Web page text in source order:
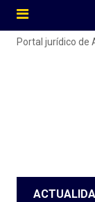
Portal jurídico de